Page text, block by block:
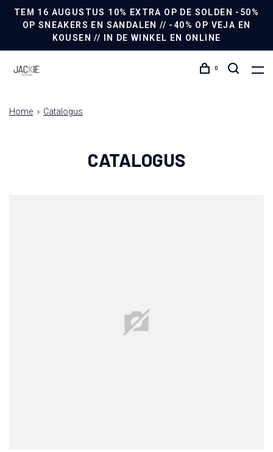
TEM 16 AUGUSTUS 10% EXTRA OP DE SOLDEN -50%
OP SNEAKERS EN SANDALEN // -40% OP VEJA EN
KOUSEN // IN DE WINKEL EN ONLINE
0
Home Catalogus
CATALOGUS